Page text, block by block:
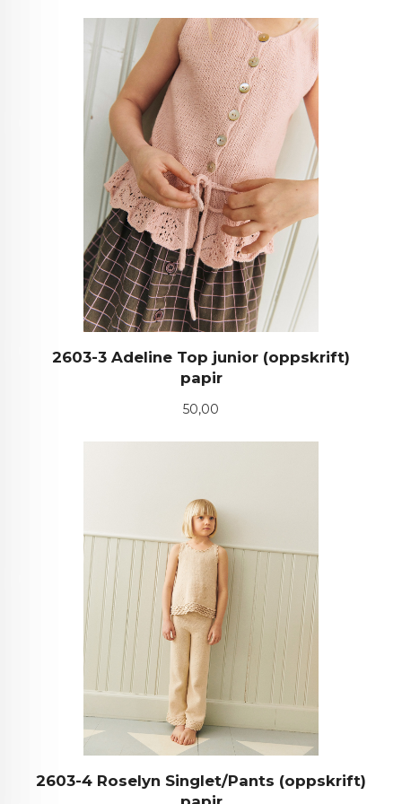
2603-3 Adeline Top junior (oppskrift)
papir
Pris
50,00
2603-4 Roselyn Singlet/Pants (oppskrift)